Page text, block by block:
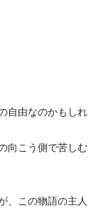
自由なのかもしれ
向こう側で苦しむ
、この物語の主人